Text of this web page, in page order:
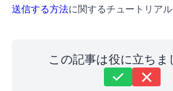
送信する方法に関するチュートリアル
この記事は役に立ちま